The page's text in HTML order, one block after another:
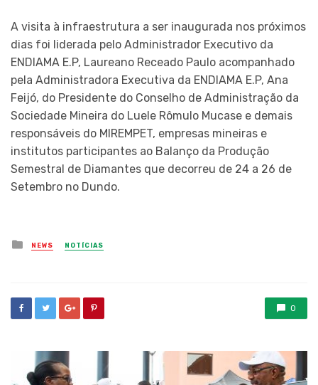
A visita à infraestrutura a ser inaugurada nos próximos
dias foi liderada pelo Administrador Executivo da
ENDIAMA E.P, Laureano Receado Paulo acompanhado
pela Administradora Executiva da ENDIAMA E.P, Ana
Feijó, do Presidente do Conselho de Administração da
Sociedade Mineira do Luele Rômulo Mucase e demais
responsáveis do MIREMPET, empresas mineiras e
institutos participantes ao Balanço da Produção
Semestral de Diamantes que decorreu de 24 a 26 de
Setembro no Dundo.
Posted
in
NEWS NOTÍCIAS
0